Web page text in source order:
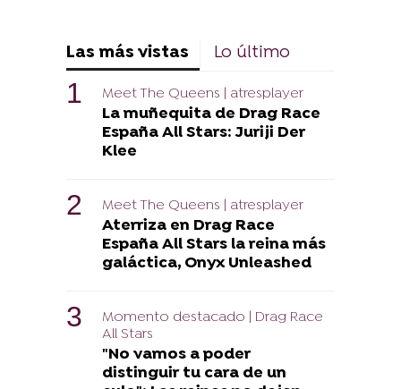
Las más vistas Lo último
Meet The Queens | atresplayer
La muñequita de Drag Race
España All Stars: Juriji Der
Klee
Meet The Queens | atresplayer
Aterriza en Drag Race
España All Stars la reina más
galáctica, Onyx Unleashed
Momento destacado | Drag Race
All Stars
"No vamos a poder
distinguir tu cara de un